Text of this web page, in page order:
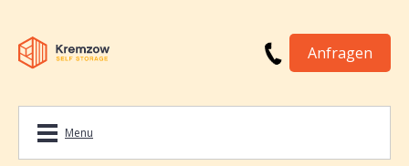
Anfragen
Menu